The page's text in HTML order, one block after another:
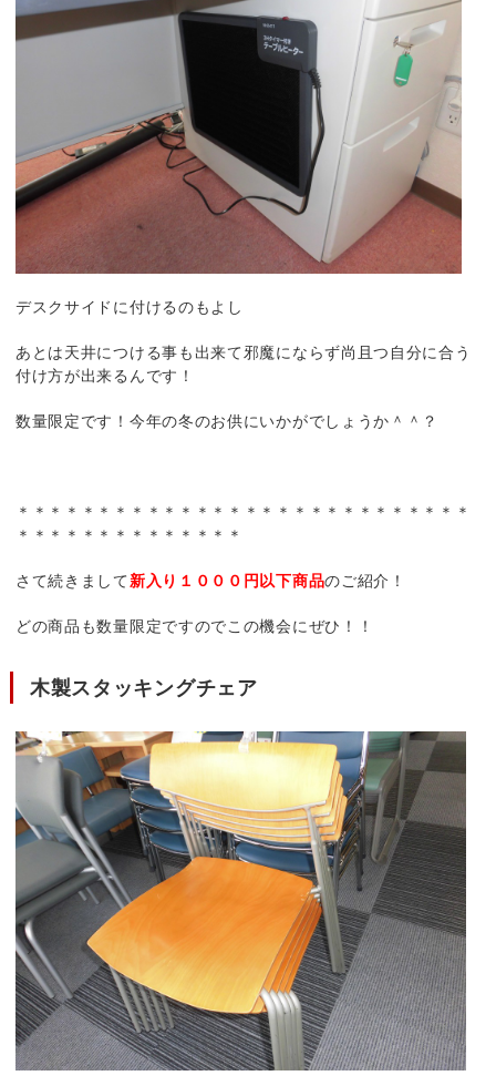
デスクサイドに付けるのもよし
あとは天井につける事も出来て邪魔にならず尚且つ自分に合う
付け方が出来るんです！
数量限定です！今年の冬のお供にいかがでしょうか＾＾？
＊＊＊＊＊＊＊＊＊＊＊＊＊＊＊＊＊＊＊＊＊＊＊＊＊＊＊＊
＊＊＊＊＊＊＊＊＊＊＊＊＊＊
さて続きまして新入り１０００円以下商品のご紹介！
どの商品も数量限定ですのでこの機会にぜひ！！
木製スタッキングチェア